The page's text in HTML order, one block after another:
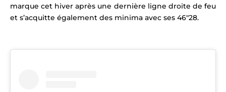
marque cet hiver après une dernière ligne droite de feu
et s’acquitte également des minima avec ses 46″28.